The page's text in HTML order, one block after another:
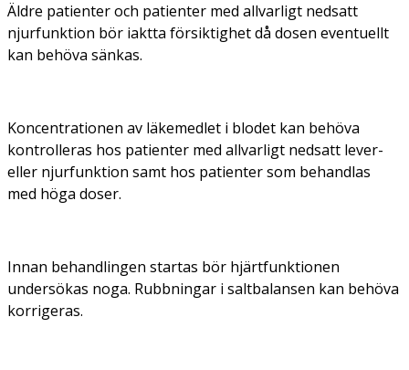
Äldre patienter och patienter med allvarligt nedsatt
njurfunktion bör iaktta försiktighet då dosen eventuellt
kan behöva sänkas.
Koncentrationen av läkemedlet i blodet kan behöva
kontrolleras hos patienter med allvarligt nedsatt lever-
eller njurfunktion samt hos patienter som behandlas
med höga doser.
Innan behandlingen startas bör hjärtfunktionen
undersökas noga. Rubbningar i saltbalansen kan behöva
korrigeras.